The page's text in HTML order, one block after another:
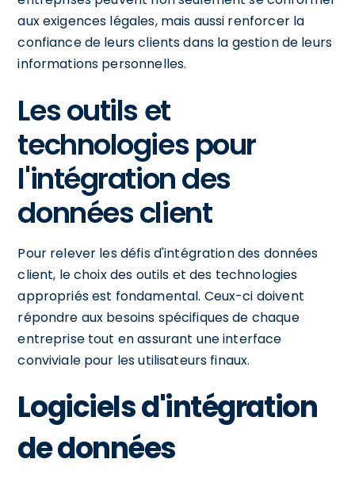
aux exigences légales, mais aussi renforcer la
confiance de leurs clients dans la gestion de leurs
informations personnelles.
Les outils et
technologies pour
l'intégration des
données client
Pour relever les défis d'intégration des données
client, le choix des outils et des technologies
appropriés est fondamental. Ceux-ci doivent
répondre aux besoins spécifiques de chaque
entreprise tout en assurant une interface
conviviale pour les utilisateurs finaux.
Logiciels d'intégration
de données